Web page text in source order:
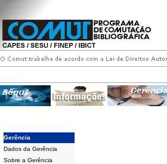
Gerência
Dados da Gerência
Sobre a Gerência